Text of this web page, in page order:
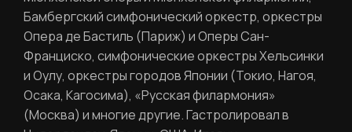
Бамбергский симфонический оркестр, оркестры
Опера де Бастиль (Париж) и Оперы Сан-
Франциско, симфонические оркестры Хельсинки
и Оулу, оркестры городов Японии (Токио, Нагоя,
Осака, Кагосима), «Русская филармония»
(Москва) и многие другие. Гастролировал в
Пароль
Задайте пароль
Отправить